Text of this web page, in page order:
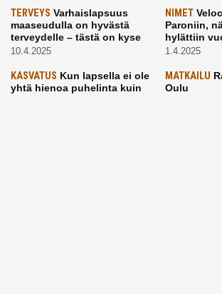
TERVEYS Varhaislapsuus
maaseudulla on hyvästä
terveydelle – tästä on kyse
10.4.2025
NIMET
Paroniin,
hylättiin
1.4.2025
KASVATUS Kun lapsella ei ole
yhtä hienoa puhelinta kuin
MATKAILU
Oulu